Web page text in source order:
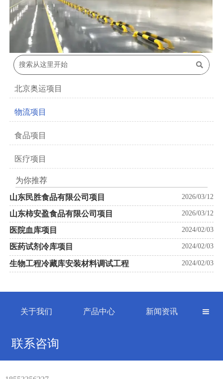

北京奥运项目
物流项目
食品项目
医疗项目
为你推荐
山东民胜食品有限公司项目 2026/03/12
山东柿安盈食品有限公司项目 2026/03/12
医院血库项目 2024/02/03
医药试剂冷库项目 2024/02/03
生物工程冷藏库安装材料调试工程 2024/02/03
关于我们 产品中心 新闻资讯 
联系咨询